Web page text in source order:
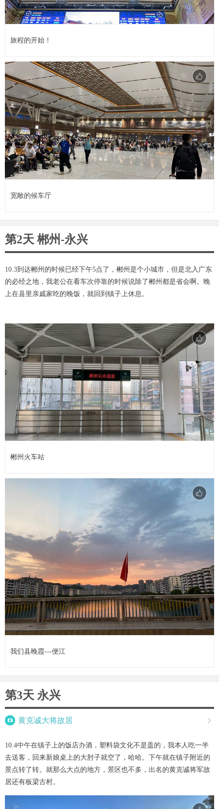
旅程的开始！
宽敞的候车厅
第2天 郴州-永兴
10.3到达郴州的时候已经下午5点了，郴州是个小城市，但是北入广东
的必经之地，我老公在看车次停靠的时候说除了郴州都是省会啊。晚
上在县里亲戚家吃的晚饭，就回到镇子上休息。
郴州火车站
我们县晚霞---便江
第3天 永兴
 黄克诚大将故居 
10.4中午在镇子上的饭店办酒，塑料袋文化不是盖的，我本人吃一半
去送客，回来新娘桌上的大肘子就空了，哈哈。下午就在镇子附近的
景点转了转。就那么大点的地方，景区也不多，出名的黄克诚将军故
居还有板梁古村。